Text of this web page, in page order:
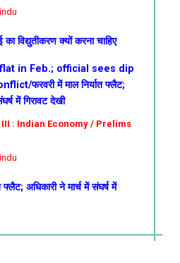
विद्युतीकरण क्यों करना चाहिए
in Feb.; official sees dip
फरवरी में माल निर्यात फ्लैट;
में गिरावट देखी
III : Indian Economy / Prelims
फ्लैट; अधिकारी ने मार्च में संघर्ष में